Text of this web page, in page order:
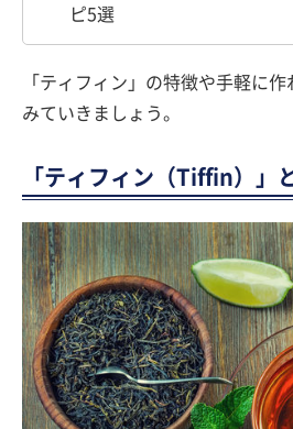
ピ5選
「ティフィン」の特徴や手軽に
みていきましょう。
「ティフィン（Tiffin）」